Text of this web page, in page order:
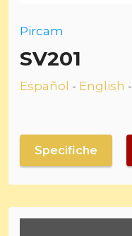
Pircam
SV201
Español - English -
Specifiche